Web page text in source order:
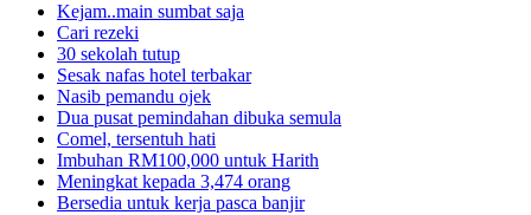
Kejam..main sumbat saja
Cari rezeki
30 sekolah tutup
Sesak nafas hotel terbakar
Nasib pemandu ojek
Dua pusat pemindahan dibuka semula
Comel, tersentuh hati
Imbuhan RM100,000 untuk Harith
Meningkat kepada 3,474 orang
Bersedia untuk kerja pasca banjir